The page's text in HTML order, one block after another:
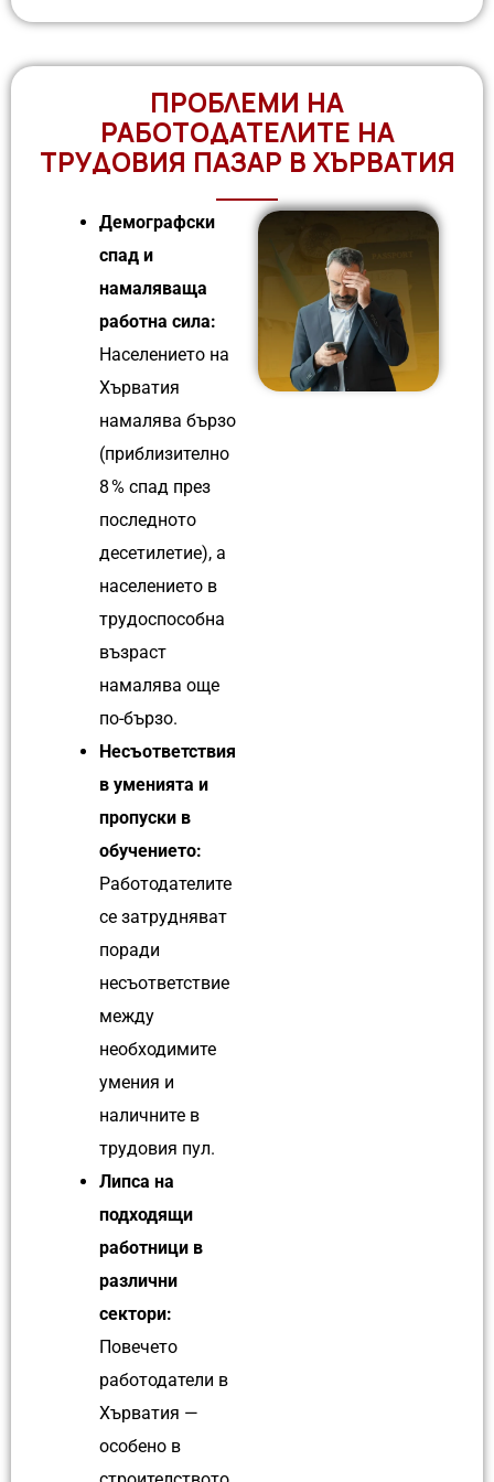
ПРОБЛЕМИ НА
РАБОТОДАТЕЛИТЕ НА
ТРУДОВИЯ ПАЗАР В ХЪРВАТИЯ
Демографски
спад и
намаляваща
работна сила:
Населението на
Хърватия
намалява бързо
(приблизително
8 % спад през
последното
десетилетие), а
населението в
трудоспособна
възраст
намалява още
по-бързо.
Несъответствия
в уменията и
пропуски в
обучението:
Работодателите
се затрудняват
поради
несъответствие
между
необходимите
умения и
наличните в
трудовия пул.
Липса на
подходящи
работници в
различни
сектори:
Повечето
работодатели в
Хърватия —
особено в